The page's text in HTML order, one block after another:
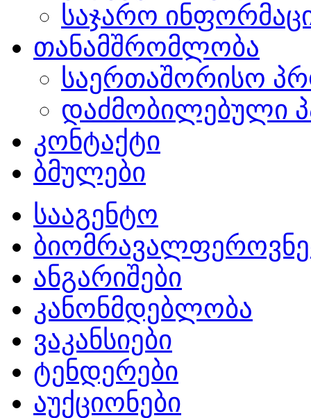
საჯარო
თანამშრომლობა
საერთაშორისო
დაძმობილებული
კონტაქტი
ბმულები
სააგენტო
ანგარიშები
კანონმდებლობა
ვაკანსიები
ტენდერები
აუქციონები